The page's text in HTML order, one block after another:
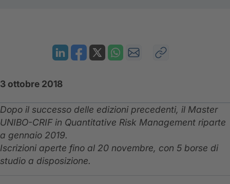
3 ottobre 2018
Dopo il successo delle edizioni precedenti, il Master
UNIBO-CRIF in Quantitative Risk Management riparte
a gennaio 2019.
Iscrizioni aperte fino al 20 novembre, con 5 borse di
studio a disposizione.